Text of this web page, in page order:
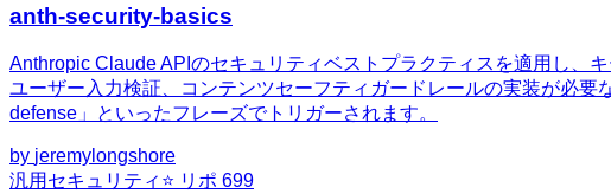
anth-security-basics
Anthropic Claude APIのセキュリティベストプラクティスを適用し、
ユーザー入力検証、コンテンツセーフティガードレールの実装が必
defense」といったフレーズでトリガーされます。
by jeremylongshore
汎用 セキュリティ ⭐ リポ 699